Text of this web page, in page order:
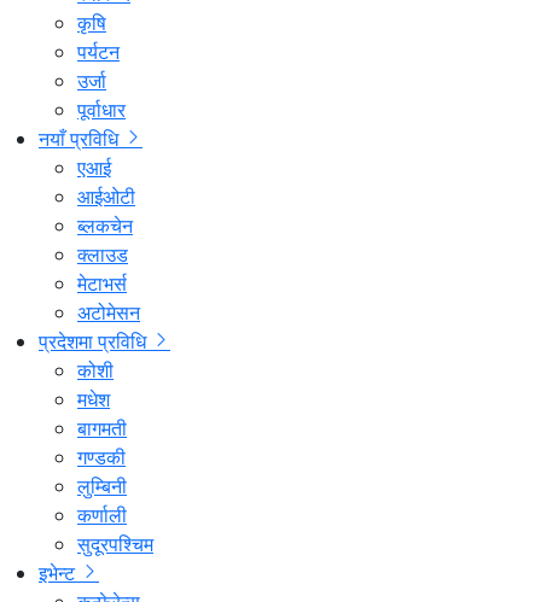
कृषि
पर्यटन
उर्जा
पूर्वाधार
नयाँ प्रविधि
एआई
आईओटी
ब्लकचेन
क्लाउड
मेटाभर्स
अटोमेसन
प्रदेशमा प्रविधि
कोशी
मधेश
बागमती
गण्डकी
लुम्बिनी
कर्णाली
सुदूरपश्चिम
इभेन्ट